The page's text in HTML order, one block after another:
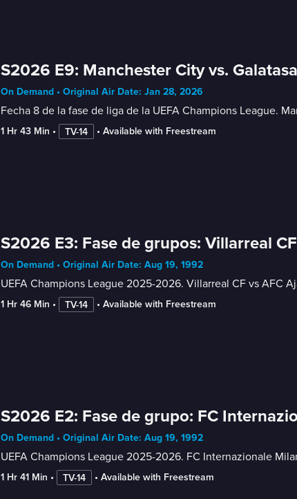
S2026 E9: Manchester City vs.
On Demand • Original Air Date: Jan 28, 2026
Fecha 8 de la fase de liga de la UEFA Champions League.
1 Hr 43 Min • TV-14 • Available with Freestream
S2026 E3: Fase de grupos: Villarreal
On Demand • Original Air Date: Aug 19, 1992
UEFA Champions League 2025-2026. Villarreal CF vs AFC
1 Hr 46 Min • TV-14 • Available with Freestream
S2026 E2: Fase de grupo: FC
On Demand • Original Air Date: Aug 19, 1992
UEFA Champions League 2025-2026. FC Internazionale
1 Hr 41 Min • TV-14 • Available with Freestream